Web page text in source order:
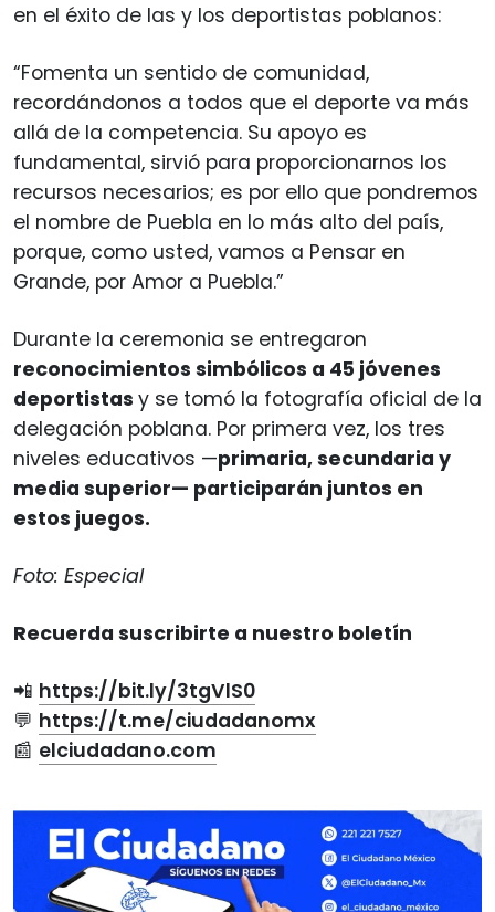
en el éxito de las y los deportistas poblanos:
“Fomenta un sentido de comunidad,
recordándonos a todos que el deporte va más
allá de la competencia. Su apoyo es
fundamental, sirvió para proporcionarnos los
recursos necesarios; es por ello que pondremos
el nombre de Puebla en lo más alto del país,
porque, como usted, vamos a Pensar en
Grande, por Amor a Puebla.”
Durante la ceremonia se entregaron
reconocimientos simbólicos a 45 jóvenes
deportistas y se tomó la fotografía oficial de la
delegación poblana. Por primera vez, los tres
niveles educativos —primaria, secundaria y
media superior— participarán juntos en
estos juegos.
Foto: Especial
Recuerda suscribirte a nuestro boletín
📲 https://bit.ly/3tgVlS0
💬 https://t.me/ciudadanomx
📰 elciudadano.com